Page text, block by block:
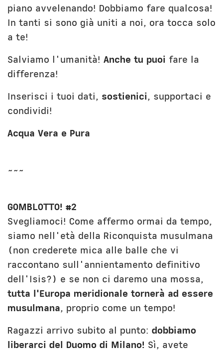
piano avvelenando! Dobbiamo fare qualcosa!
In tanti si sono già uniti a noi, ora tocca solo
a te!
Salviamo l'umanità! Anche tu puoi fare la
differenza!
Inserisci i tuoi dati, sostienici, supportaci e
condividi!
Acqua Vera e Pura
~~~
GOMBLOTTO! #2
Svegliamoci! Come affermo ormai da tempo,
siamo nell'età della Riconquista musulmana
(non crederete mica alle balle che vi
raccontano sull'annientamento definitivo
dell'Isis?) e se non ci daremo una mossa,
tutta l'Europa meridionale tornerà ad essere
musulmana, proprio come un tempo!
Ragazzi arrivo subito al punto: dobbiamo
liberarci del Duomo di Milano! Sì, avete